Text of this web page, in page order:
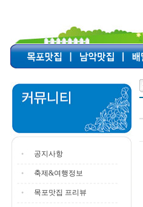
공지사항
축제&여행정보
목포맛집 프리뷰